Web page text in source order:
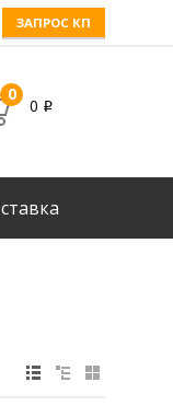
ЗАПРОС КП
0
0 i